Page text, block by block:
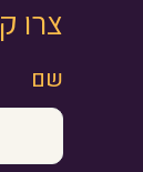
צרו
שם